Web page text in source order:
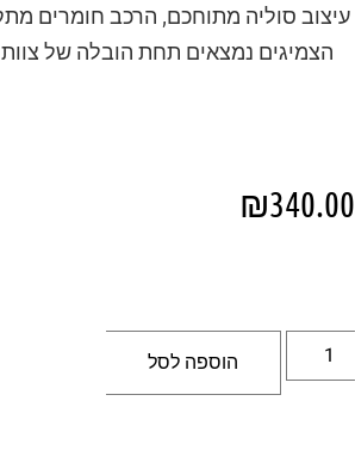
הצמיגים נמצאים תחת הובלה של צוות
₪340.00
הוספה לסל